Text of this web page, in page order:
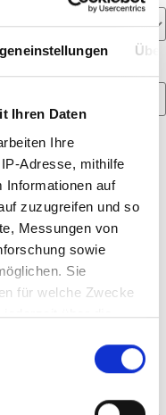
Ihren Daten
Ihre
Adresse, mithilfe
Informationen auf
zuzugreifen und so
Messungen von
sowie
Sie
für welche Zwecke
über die
.pdf, .txt, .rtf | max. 15
.pdf, .txt, .rtf | max. 15